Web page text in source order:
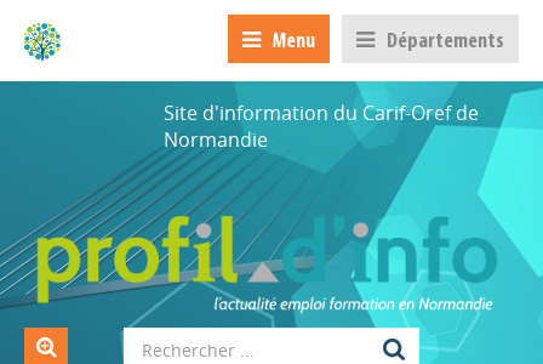
Menu Départements
Site d'information du Carif-Oref de
Normandie